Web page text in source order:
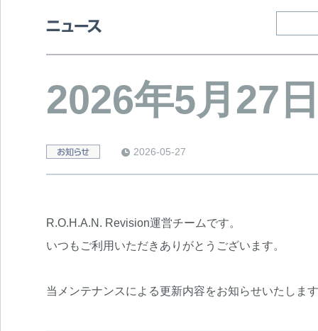
2026年5月27
2026-05-27
R.O.H.A.N. Revision運営チームです。
いつもご利用いただきありがとうございます。
当メンテナンスによる更新内容をお知らせいたしま